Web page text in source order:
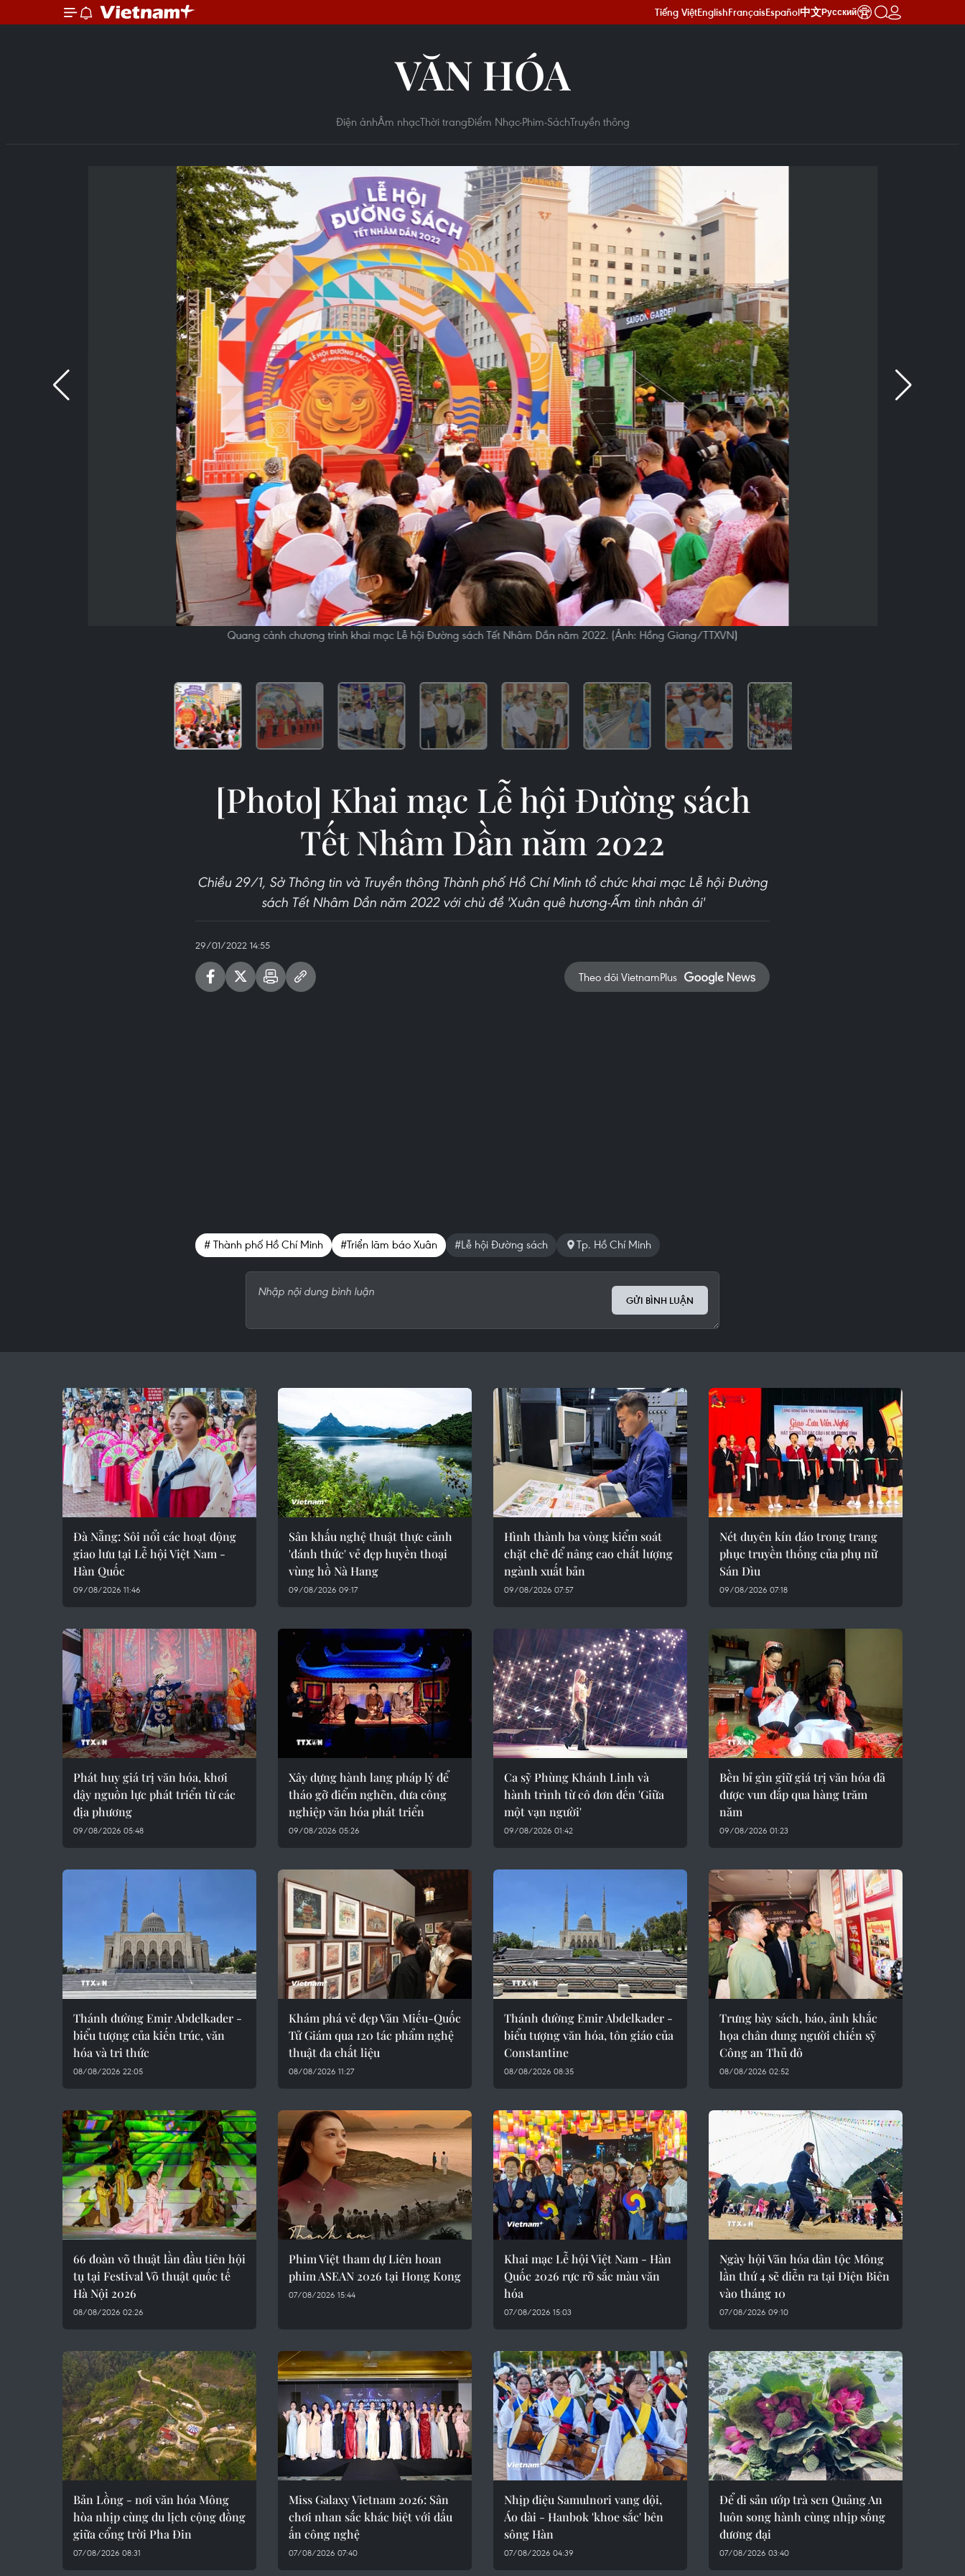
Tiếng ViệtEnglishFrançaisEspañol中文Русский
VĂN HÓA
Điện ảnhÂm nhạcThời trangĐiểm Nhạc-Phim-SáchTruyền thông
Quang cảnh chương trình khai mạc Lễ hội Đường sách Tết Nhâm Dần năm 2022. (Ảnh: Hồng Giang/TTXVN)
[Photo] Khai mạc Lễ hội Đường sách
Tết Nhâm Dần năm 2022
Chiều 29/1, Sở Thông tin và Truyền thông Thành phố Hồ Chí Minh tổ chức khai mạc Lễ hội Đường
sách Tết Nhâm Dần năm 2022 với chủ đề 'Xuân quê hương-Ấm tình nhân ái'
29/01/2022 14:55
Theo dõi VietnamPlus
# Thành phố Hồ Chí Minh #Triển lãm báo Xuân #Lễ hội Đường sách Tp. Hồ Chí Minh
GỬI BÌNH LUẬN
Đà Nẵng: Sôi nổi các hoạt động
giao lưu tại Lễ hội Việt Nam -
Hàn Quốc
09/08/2026 11:46
Sân khấu nghệ thuật thực cảnh
'đánh thức' vẻ đẹp huyền thoại
vùng hồ Nà Hang
09/08/2026 09:17
Hình thành ba vòng kiểm soát
chặt chẽ để nâng cao chất lượng
ngành xuất bản
09/08/2026 07:57
Nét duyên kín đáo trong trang
phục truyền thống của phụ nữ
Sán Dìu
09/08/2026 07:18
Phát huy giá trị văn hóa, khơi
dậy nguồn lực phát triển từ các
địa phương
09/08/2026 05:48
Xây dựng hành lang pháp lý để
tháo gỡ điểm nghẽn, đưa công
nghiệp văn hóa phát triển
09/08/2026 05:26
Ca sỹ Phùng Khánh Linh và
hành trình từ cô đơn đến 'Giữa
một vạn người'
09/08/2026 01:42
Bền bỉ gìn giữ giá trị văn hóa đã
được vun đắp qua hàng trăm
năm
09/08/2026 01:23
Thánh đường Emir Abdelkader -
biểu tượng của kiến trúc, văn
hóa và tri thức
08/08/2026 22:05
Khám phá vẻ đẹp Văn Miếu-Quốc
Tử Giám qua 120 tác phẩm nghệ
thuật đa chất liệu
08/08/2026 11:27
Thánh đường Emir Abdelkader -
biểu tượng văn hóa, tôn giáo của
Constantine
08/08/2026 08:35
Trưng bày sách, báo, ảnh khắc
họa chân dung người chiến sỹ
Công an Thủ đô
08/08/2026 02:52
66 đoàn võ thuật lần đầu tiên hội
tụ tại Festival Võ thuật quốc tế
Hà Nội 2026
08/08/2026 02:26
Phim Việt tham dự Liên hoan
phim ASEAN 2026 tại Hong Kong
07/08/2026 15:44
Khai mạc Lễ hội Việt Nam - Hàn
Quốc 2026 rực rỡ sắc màu văn
hóa
07/08/2026 15:03
Ngày hội Văn hóa dân tộc Mông
lần thứ 4 sẽ diễn ra tại Điện Biên
vào tháng 10
07/08/2026 09:10
Bản Lồng - nơi văn hóa Mông
hòa nhịp cùng du lịch cộng đồng
giữa cổng trời Pha Đin
07/08/2026 08:31
Miss Galaxy Vietnam 2026: Sân
chơi nhan sắc khác biệt với dấu
ấn công nghệ
07/08/2026 07:40
Nhịp điệu Samulnori vang dội,
Áo dài - Hanbok 'khoe sắc' bên
sông Hàn
07/08/2026 04:39
Để di sản ướp trà sen Quảng An
luôn song hành cùng nhịp sống
đương đại
07/08/2026 03:40